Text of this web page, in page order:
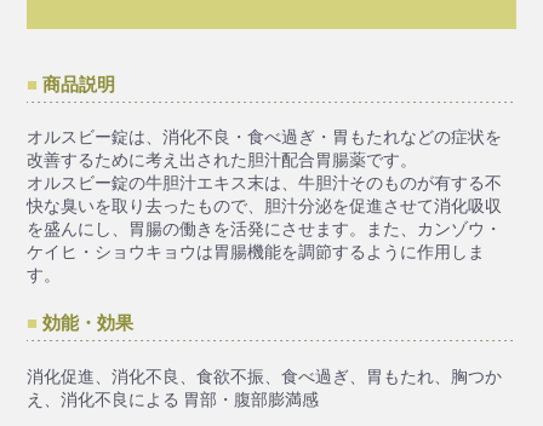
商品説明
オルスビー錠は、消化不良・食べ過ぎ・胃もたれなどの症状を
改善するために考え出された胆汁配合胃腸薬です。
オルスビー錠の牛胆汁エキス末は、牛胆汁そのものが有する不
快な臭いを取り去ったもので、胆汁分泌を促進させて消化吸収
を盛んにし、胃腸の働きを活発にさせます。また、カンゾウ・
ケイヒ・ショウキョウは胃腸機能を調節するように作用しま
す。
効能・効果
消化促進、消化不良、食欲不振、食べ過ぎ、胃もたれ、胸つか
え、消化不良による 胃部・腹部膨満感